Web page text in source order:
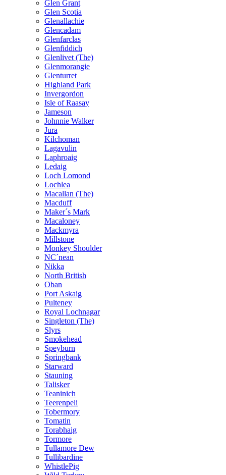
Glen Grant
Glen Scotia
Glenallachie
Glencadam
Glenfarclas
Glenfiddich
Glenlivet (The)
Glenmorangie
Glenturret
Highland Park
Invergordon
Isle of Raasay
Jameson
Johnnie Walker
Jura
Kilchoman
Lagavulin
Laphroaig
Ledaig
Loch Lomond
Lochlea
Macallan (The)
Macduff
Maker´s Mark
Macaloney
Mackmyra
Millstone
Monkey Shoulder
NC´nean
Nikka
North British
Oban
Port Askaig
Pulteney
Royal Lochnagar
Singleton (The)
Slyrs
Smokehead
Speyburn
Springbank
Starward
Stauning
Talisker
Teaninich
Teerenpeli
Tobermory
Tomatin
Torabhaig
Tormore
Tullamore Dew
Tullibardine
WhistlePig